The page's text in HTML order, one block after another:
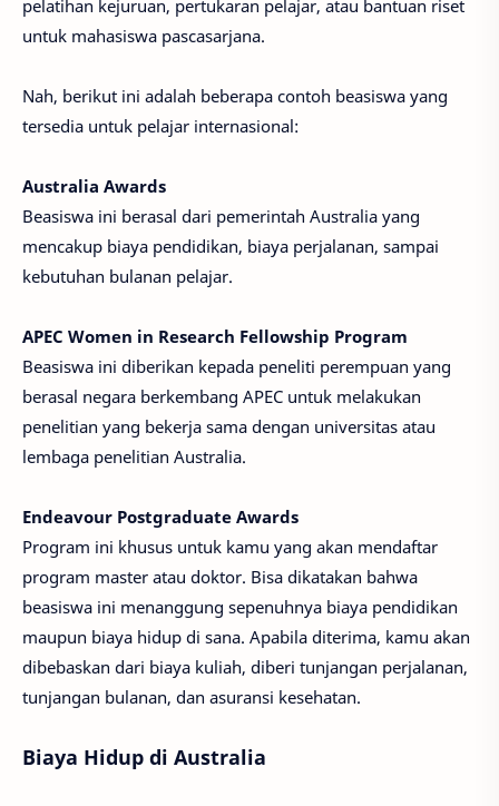
pelatihan kejuruan, pertukaran pelajar, atau bantuan riset
untuk mahasiswa pascasarjana.
Nah, berikut ini adalah beberapa contoh beasiswa yang
tersedia untuk pelajar internasional:
Australia Awards
Beasiswa ini berasal dari pemerintah Australia yang
mencakup biaya pendidikan, biaya perjalanan, sampai
kebutuhan bulanan pelajar.
APEC Women in Research Fellowship Program
Beasiswa ini diberikan kepada peneliti perempuan yang
berasal negara berkembang APEC untuk melakukan
penelitian yang bekerja sama dengan universitas atau
lembaga penelitian Australia.
Endeavour Postgraduate Awards
Program ini khusus untuk kamu yang akan mendaftar
program master atau doktor. Bisa dikatakan bahwa
beasiswa ini menanggung sepenuhnya biaya pendidikan
maupun biaya hidup di sana. Apabila diterima, kamu akan
dibebaskan dari biaya kuliah, diberi tunjangan perjalanan,
tunjangan bulanan, dan asuransi kesehatan.
Biaya Hidup di Australia